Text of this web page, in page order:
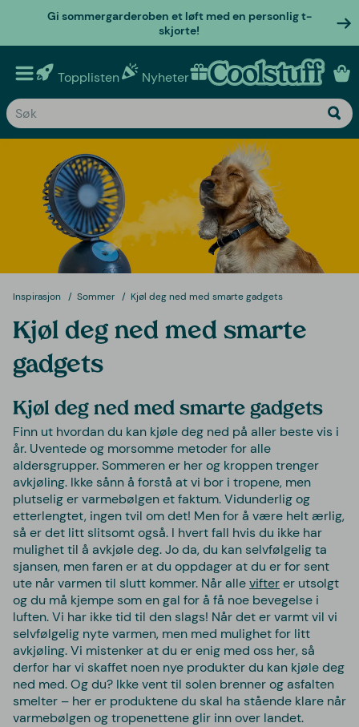
Gi sommergarderoben et løft med en personlig t-
skjorte!
Topplisten Nyheter Personlige gaver
Inspirasjon Sommer Kjøl deg ned med smarte gadgets
Kjøl deg ned med smarte
gadgets
Kjøl deg ned med smarte gadgets
Finn ut hvordan du kan kjøle deg ned på aller beste vis i
år. Uventede og morsomme metoder for alle
aldersgrupper. Sommeren er her og kroppen trenger
avkjøling. Ikke sånn å forstå at vi bor i tropene, men
plutselig er varmebølgen et faktum. Vidunderlig og
etterlengtet, ingen tvil om det! Men for å være helt ærlig,
så er det litt slitsomt også. I hvert fall hvis du ikke har
mulighet til å avkjøle deg. Jo da, du kan selvfølgelig ta
sjansen, men faren er at du oppdager at du er for sent
ute når varmen til slutt kommer. Når allevifterer utsolgt
og du må kjempe som en gal for å få noe bevegelse i
luften. Vi har ikke tid til den slags! Når det er varmt vil vi
selvfølgelig nyte varmen, men med mulighet for litt
avkjøling. Vi mistenker at du er enig med oss her, så
derfor har vi skaffet noen nye produkter du kan kjøle deg
ned med. Og du? Ikke vent til solen brenner og asfalten
smelter – her er produktene du skal ha stående klare når
varmebølgen og tropenettene glir inn over landet.